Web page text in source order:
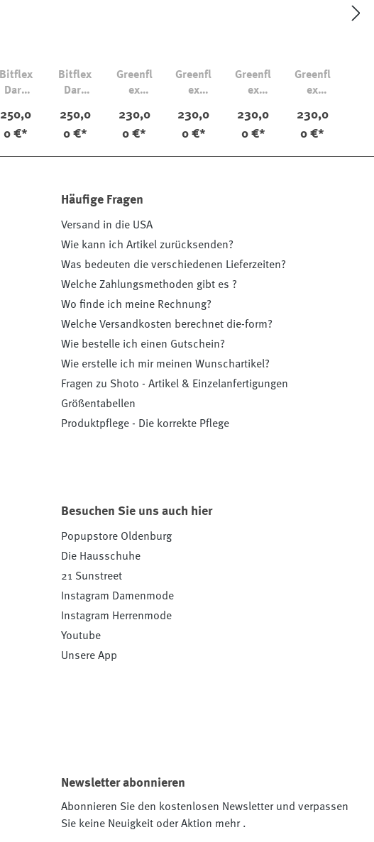
Bitflex
Dark
ut
250,0
0 €*
Bitflex
Dark
ut
250,0
0 €*
Greenfl
ex
230,0
0 €*
Greenfl
ex
230,0
0 €*
Greenfl
ex
230,0
0 €*
Greenfl
ex
230,0
0 €*
Häufige Fragen
Versand in die USA
Wie kann ich Artikel zurücksenden?
Was bedeuten die verschiedenen Lieferzeiten?
Welche Zahlungsmethoden gibt es ?
Wo finde ich meine Rechnung?
Welche Versandkosten berechnet die-form?
Wie bestelle ich einen Gutschein?
Wie erstelle ich mir meinen Wunschartikel?
Fragen zu Shoto - Artikel & Einzelanfertigungen
Größentabellen
Produktpflege - Die korrekte Pflege
Besuchen Sie uns auch hier
Popupstore Oldenburg
Die Hausschuhe
21 Sunstreet
Instagram Damenmode
Instagram Herrenmode
Youtube
Unsere App
Newsletter abonnieren
Abonnieren Sie den kostenlosen Newsletter und verpassen
Sie keine Neuigkeit oder Aktion mehr .